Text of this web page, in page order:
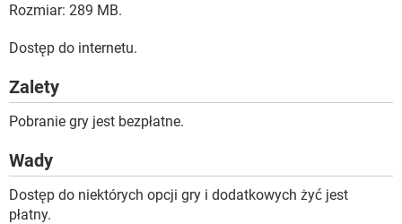
Rozmiar: 289 MB.
Dostęp do internetu.
Zalety
Pobranie gry jest bezpłatne.
Wady
Dostęp do niektórych opcji gry i dodatkowych żyć jest
płatny.